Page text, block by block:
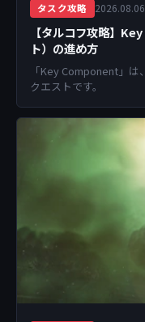
タスク攻略 2026.08.06
【タルコフ攻略】
ト）の進め方
「Key Component」
クエストです。